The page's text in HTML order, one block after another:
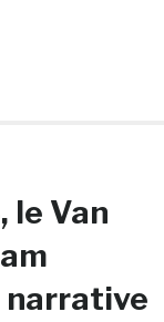
le Van
narrative